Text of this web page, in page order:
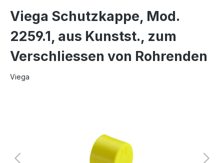
Viega Schutzkappe, Mod.
2259.1, aus Kunstst., zum
Verschliessen von Rohrenden
Viega